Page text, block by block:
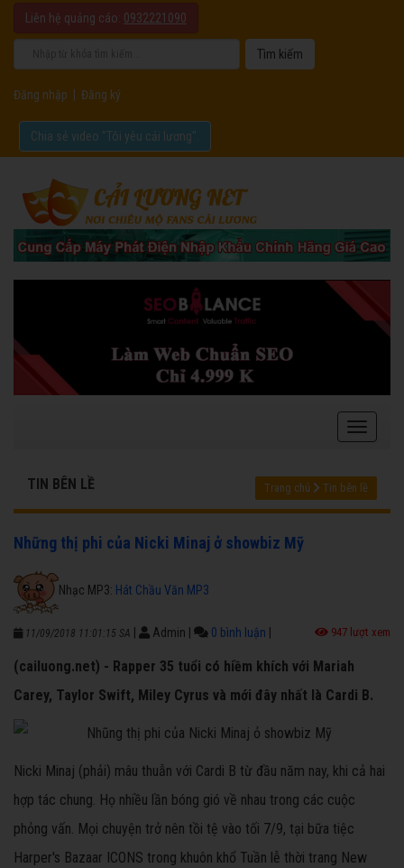
Liên hệ quảng cáo: 0932221090
Đăng nhập Đăng ký
Chia sẻ video "Tôi yêu cải lương".
TIN BÊN LỀ Trang chủ Tin bên lề
Những thị phi của Nicki Minaj ở showbiz Mỹ
Nhạc MP3: Hát Chầu Văn MP3
11/09/2018 11:01:15 SA Admin 0 bình luận 947 lượt xem
(cailuong.net) - Rapper 35 tuổi có hiềm khích với Mariah
Carey, Taylor Swift, Miley Cyrus và mới đây nhất là Cardi B.
Nicki Minaj (phải) mâu thuẫn với Cardi B từ đầu năm nay, khi cả hai
hợp tác chung. Họ nhiều lần bóng gió về nhau trong các cuộc
phỏng vấn. Mọi chuyện trở nên tồi tệ vào tối 7/9, tại bữa tiệc
Harper's Bazaar ICONS trong khuôn khổ Tuần lễ thời trang New